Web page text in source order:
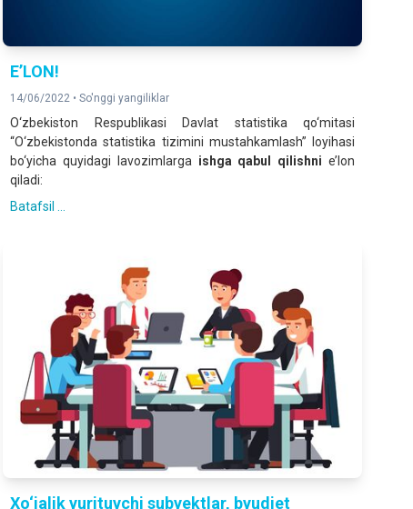
E’LON!
14/06/2022 •So'nggi yangiliklar
O‘zbekiston Respublikasi Davlat statistika qo‘mitasi
“O‘zbekistonda statistika tizimini mustahkamlash” loyihasi
bo‘yicha quyidagi lavozimlarga ishga qabul qilishni e’lon
qiladi:
Batafsil ...
Xo‘jаlik yurituvchi subyektlаr, byudjet